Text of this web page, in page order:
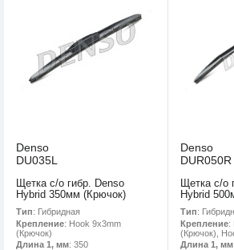
Denso
DU035L
Щетка с/о гибр. Denso
Hybrid 350мм (Крючок)
Тип: Гибридная
Крепление: Hook 9x3mm
(Крючок)
Длина 1, мм: 350
Denso
DUR050R
Щетка с/о
Hybrid
Тип:
Крепление:
(Крючок),
Длина 1, мм